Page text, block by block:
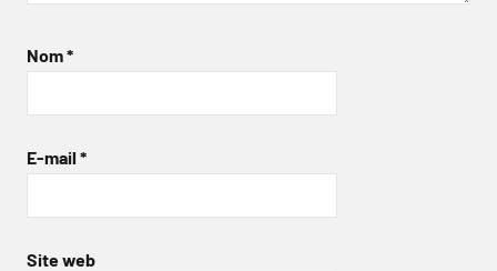
Nom*
E-mail *
Site web